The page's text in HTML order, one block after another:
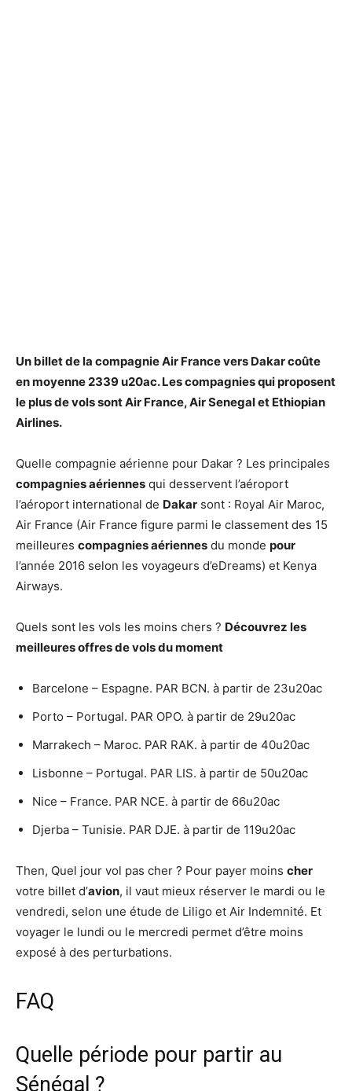
Un billet dela compagnie Air France vers Dakarcoûte
en moyenne 2339 u20ac. Les compagniesquiproposent
le plusdevolssontAir France, Air Senegal et Ethiopian
Airlines.
Quelle compagnie aérienne pour Dakar ? Les principales
compagnies aériennes qui desservent l’aéroport
l’aéroport international de Dakar sont : Royal Air Maroc,
Air France (Air France figure parmi le classement des 15
meilleures compagnies aériennes du monde pour
l’année 2016 selon les voyageurs d’eDreams) et Kenya
Airways.
Quels sont les vols les moins chers ? Découvrez les
meilleures offres devolsdu moment
Barcelone – Espagne. PAR BCN. à partir de 23u20ac
Porto – Portugal. PAR OPO. à partir de 29u20ac
Marrakech – Maroc. PAR RAK. à partir de 40u20ac
Lisbonne – Portugal. PAR LIS. à partir de 50u20ac
Nice – France. PAR NCE. à partir de 66u20ac
Djerba – Tunisie. PAR DJE. à partir de 119u20ac
Then, Quel jour vol pas cher ? Pour payer moins cher
votre billet d’avion, il vaut mieux réserver le mardi ou le
vendredi, selon une étude de Liligo et Air Indemnité. Et
voyager le lundi ou le mercredi permet d’être moins
exposé à des perturbations.
FAQ
Quelle période pour partir au
Sénégal ?